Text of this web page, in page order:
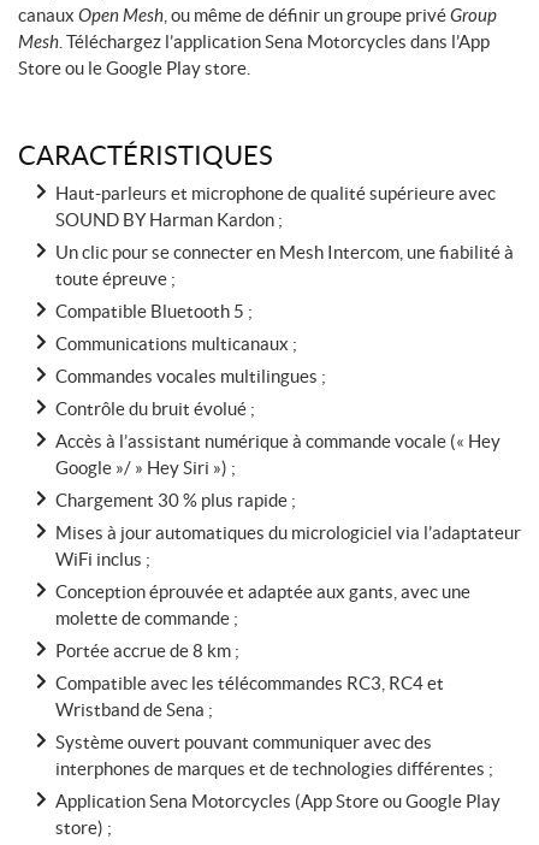
canaux Open Mesh , ou même de définir un groupe privéGroup
Mesh . Téléchargez l’application Sena Motorcycles dans l’App
Store ou le Google Play store.
CARACTÉRISTIQUES
Haut-parleurs et microphone de qualité supérieure avec
SOUND BY Harman Kardon ;
Un clic pour se connecter en Mesh Intercom, une fiabilité à
toute épreuve ;
Compatible Bluetooth 5 ;
Communications multicanaux ;
Commandes vocales multilingues ;
Contrôle du bruit évolué ;
Accès à l’assistant numérique à commande vocale (« Hey
Google »/ » Hey Siri ») ;
Chargement 30 % plus rapide ;
Mises à jour automatiques du micrologiciel via l’adaptateur
WiFi inclus ;
Conception éprouvée et adaptée aux gants, avec une
molette de commande ;
Portée accrue de 8 km ;
Compatible avec les télécommandes RC3, RC4 et
Wristband de Sena ;
Système ouvert pouvant communiquer avec des
interphones de marques et de technologies différentes ;
Application Sena Motorcycles (App Store ou Google Play
store) ;